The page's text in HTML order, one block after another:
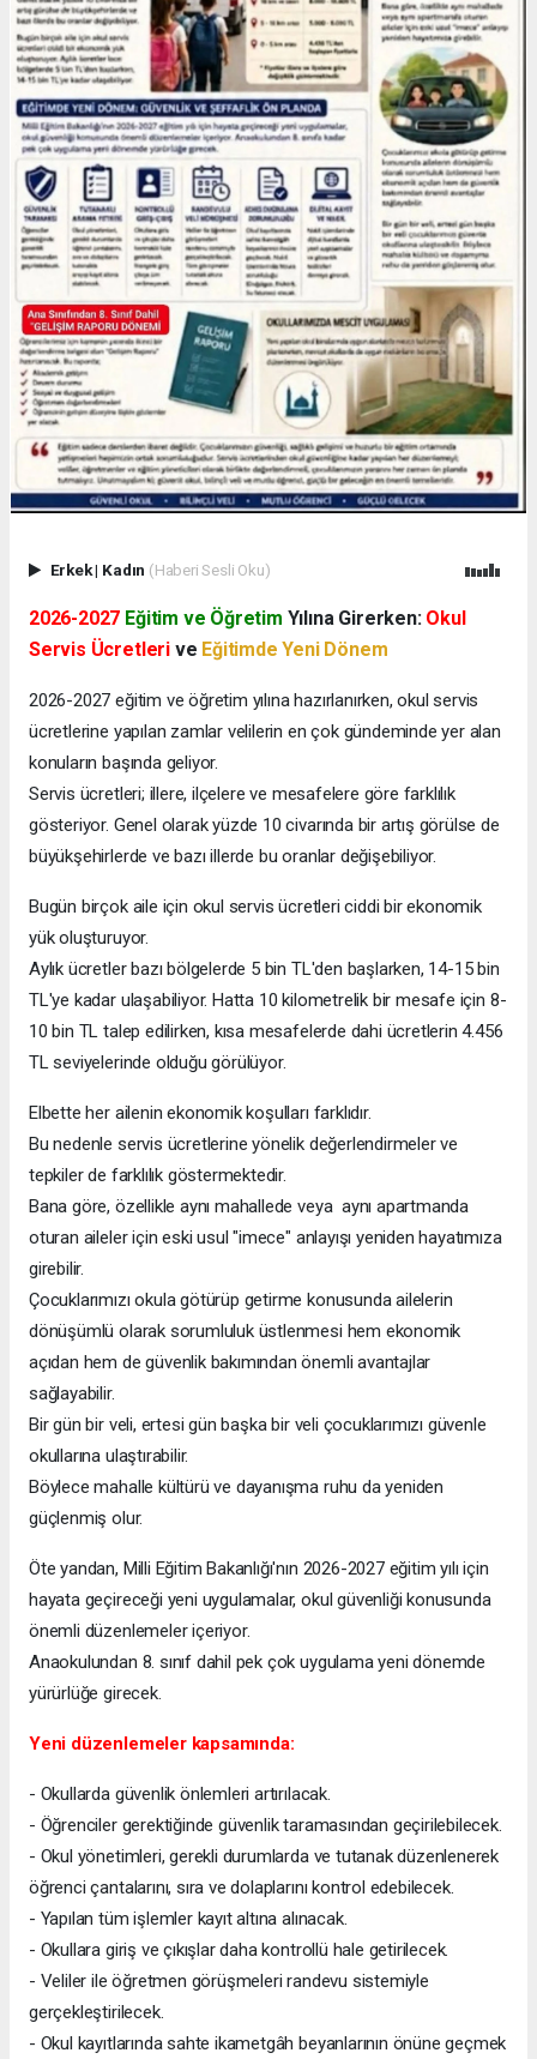
Erkek| Kadın (Haberi Sesli Oku)
2026-2027 Eğitim ve Öğretim Yılına Girerken: Okul
Servis Ücretleri ve Eğitimde Yeni Dönem
2026-2027 eğitim ve öğretim yılına hazırlanırken, okul servis
ücretlerine yapılan zamlar velilerin en çok gündeminde yer alan
konuların başında geliyor.
Servis ücretleri; illere, ilçelere ve mesafelere göre farklılık
gösteriyor. Genel olarak yüzde 10 civarında bir artış görülse de
büyükşehirlerde ve bazı illerde bu oranlar değişebiliyor.
Bugün birçok aile için okul servis ücretleri ciddi bir ekonomik
yük oluşturuyor.
Aylık ücretler bazı bölgelerde 5 bin TL'den başlarken, 14-15 bin
TL'ye kadar ulaşabiliyor. Hatta 10 kilometrelik bir mesafe için 8-
10 bin TL talep edilirken, kısa mesafelerde dahi ücretlerin 4.456
TL seviyelerinde olduğu görülüyor.
Elbette her ailenin ekonomik koşulları farklıdır.
Bu nedenle servis ücretlerine yönelik değerlendirmeler ve
tepkiler de farklılık göstermektedir.
Bana göre, özellikle aynı mahallede veya aynı apartmanda
oturan aileler için eski usul "imece" anlayışı yeniden hayatımıza
girebilir.
Çocuklarımızı okula götürüp getirme konusunda ailelerin
dönüşümlü olarak sorumluluk üstlenmesi hem ekonomik
açıdan hem de güvenlik bakımından önemli avantajlar
sağlayabilir.
Bir gün bir veli, ertesi gün başka bir veli çocuklarımızı güvenle
okullarına ulaştırabilir.
Böylece mahalle kültürü ve dayanışma ruhu da yeniden
güçlenmiş olur.
Öte yandan, Milli Eğitim Bakanlığı'nın 2026-2027 eğitim yılı için
hayata geçireceği yeni uygulamalar, okul güvenliği konusunda
önemli düzenlemeler içeriyor.
Anaokulundan 8. sınıf dahil pek çok uygulama yeni dönemde
yürürlüğe girecek.
Yeni düzenlemeler kapsamında:
- Okullarda güvenlik önlemleri artırılacak.
- Öğrenciler gerektiğinde güvenlik taramasından geçirilebilecek.
- Okul yönetimleri, gerekli durumlarda ve tutanak düzenlenerek
öğrenci çantalarını, sıra ve dolaplarını kontrol edebilecek.
- Yapılan tüm işlemler kayıt altına alınacak.
- Okullara giriş ve çıkışlar daha kontrollü hale getirilecek.
- Veliler ile öğretmen görüşmeleri randevu sistemiyle
gerçekleştirilecek.
- Okul kayıtlarında sahte ikametgâh beyanlarının önüne geçmek